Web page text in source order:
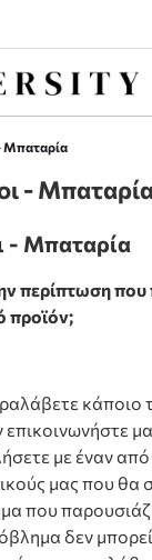
Μπαταρία
-
- Μπαταρία
περίπτωση
προϊόν;
κάποιο
με έναν από
μας που θα
που
δεν μπορεί